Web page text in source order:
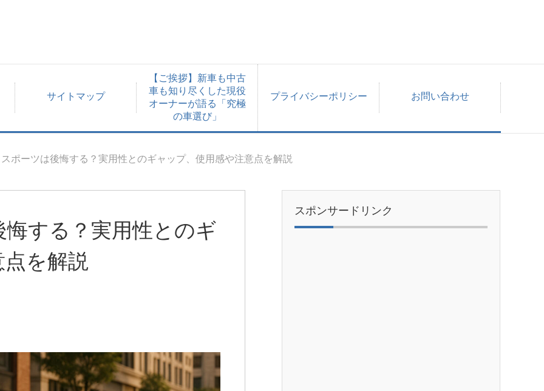
サイトマップ
【ご挨拶】新車も中古
車も知り尽くした現役
オーナーが語る「究極
の車選び」
プライバシーポリシー お問い合わせ
ポーツは後悔する？実用性とのギャップ、使用感や注意点を解説
する？実用性とのギ
を解説
スポンサードリンク